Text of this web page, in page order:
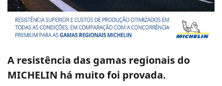
A resistência das gamas regionais do
MICHELIN há muito foi provada.